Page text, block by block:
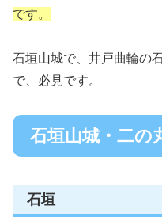
です。
石垣山城で、井戸曲輪の
で、必見です。
石垣山城・二の
石垣